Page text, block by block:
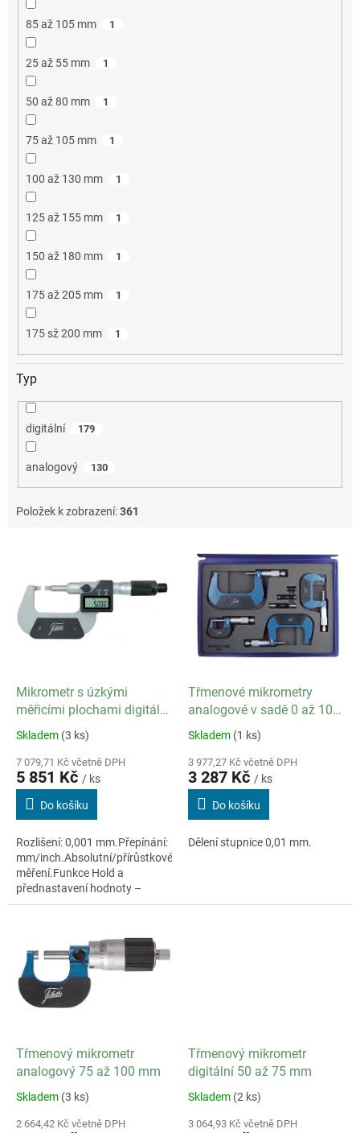
85 až 105 mm 1
25 až 55 mm 1
50 až 80 mm 1
75 až 105 mm 1
100 až 130 mm 1
125 až 155 mm 1
150 až 180 mm 1
175 až 205 mm 1
175 sž 200 mm 1
Typ
digitální 179
analogový 130
Položek k zobrazení:361
Mikrometr s úzkými
měřicími plochami digitální
0 až 25 mm
Skladem (3 ks)
7 079,71 Kč včetně DPH
5 851 Kč / ks
Do košíku
Rozlišení: 0,001 mm.Přepínání:
mm/inch.Absolutní/přírůstkové
měření.Funkce Hold a
přednastavení hodnoty –
Preset.
Třmenové mikrometry
analogové v sadě 0 až 100
mm
Skladem (1 ks)
3 977,27 Kč včetně DPH
3 287 Kč / ks
Do košíku
Dělení stupnice 0,01 mm.
Třmenový mikrometr
analogový 75 až 100 mm
Skladem (3 ks)
2 664,42 Kč včetně DPH
Třmenový mikrometr
digitální 50 až 75 mm
Skladem (2 ks)
3 064,93 Kč včetně DPH